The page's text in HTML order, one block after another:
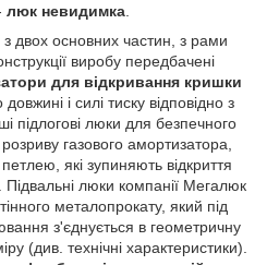
люк невидимка.
двох основних частин, з рами
виробу передбачені
для відкривання кришки
і силі тиску відповідно з
підлогові люки для безпечного
газового амортизатора,
які зупиняють відкриття
люки компанії Мегалюк
металопрокату, який під
з'єднується в геометричну
(див. технічні характеристики).